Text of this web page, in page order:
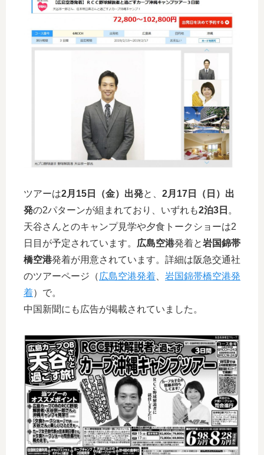
ツアーは2月15日（金）出発と、 2月17日（日）出
発の2パターンが組まれており、いずれも2泊3日 。
天谷さんとのキャンプ見学や夕食トークショーは2
日目が予定されています。 広島空港発着と岩国錦帯
橋空港発着が用意されています。詳細は阪急交通社
のツアーページ（ 広島空港発着
岩国錦帯橋空港発
着）で。
中国新聞にも広告が掲載されていました。